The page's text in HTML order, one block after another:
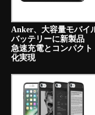
Anker、大容量モバイ
バッテリーに新製品
急速充電とコンパクト
化実現